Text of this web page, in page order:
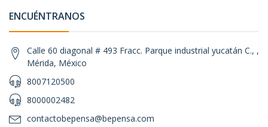
ENCUÉNTRANOS
Calle 60 diagonal # 493 Fracc. Parque industrial yucatán C., ,
Mérida, México
8007120500
8000002482
contactobepensa@bepensa.com